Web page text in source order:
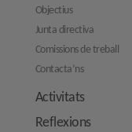
Objectius
Junta directiva
Comissions de treball
Contacta’ns
Activitats
Reflexions